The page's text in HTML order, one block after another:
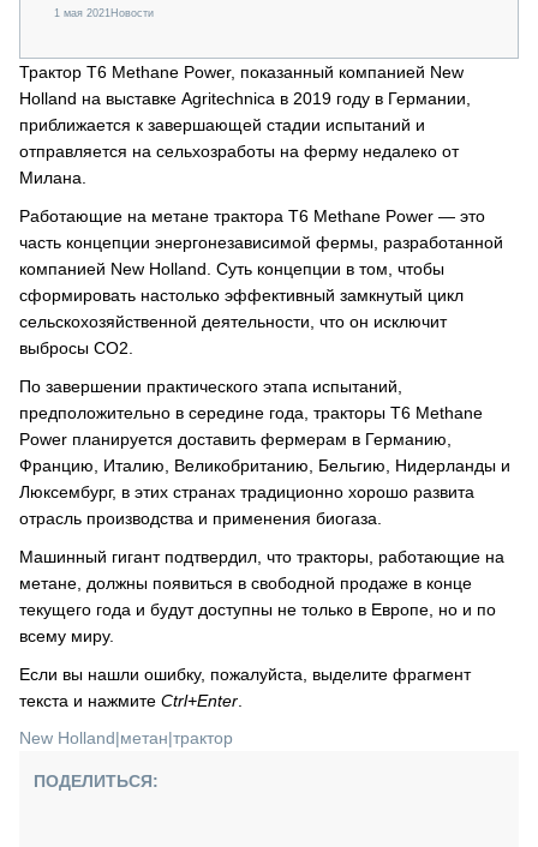
1 мая 2021Новости
Трактор T6 Methane Power, показанный компанией New
Holland на выставке Agritechnica в 2019 году в Германии,
приближается к завершающей стадии испытаний и
отправляется на сельхозработы на ферму недалеко от
Милана.
Работающие на метане трактора T6 Methane Power — это
часть концепции энергонезависимой фермы, разработанной
компанией New Holland. Суть концепции в том, чтобы
сформировать настолько эффективный замкнутый цикл
сельскохозяйственной деятельности, что он исключит
выбросы CO2.
По завершении практического этапа испытаний,
предположительно в середине года, тракторы T6 Methane
Power планируется доставить фермерам в Германию,
Францию, Италию, Великобританию, Бельгию, Нидерланды и
Люксембург, в этих странах традиционно хорошо развита
отрасль производства и применения биогаза.
Машинный гигант подтвердил, что тракторы, работающие на
метане, должны появиться в свободной продаже в конце
текущего года и будут доступны не только в Европе, но и по
всему миру.
Если вы нашли ошибку, пожалуйста, выделите фрагмент
текста и нажмите Ctrl+Enter
New Holland|метан|трактор
ПОДЕЛИТЬСЯ: